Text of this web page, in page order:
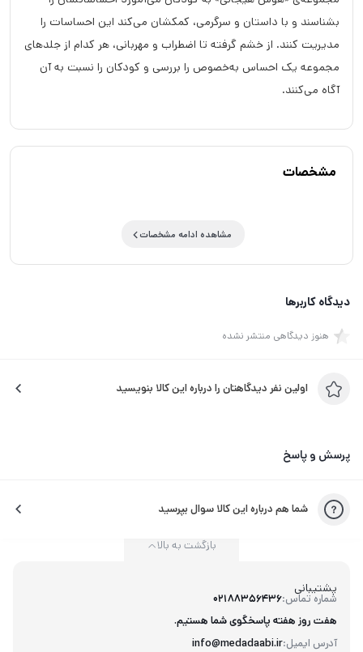
بشناسند و با داستان و سرگرمی، کمکشان می‌کند این احساسات را
مدیریت کنند. از خشم گرفته تا اضطراب و مهربانی، هر کدام از جلدهای
مجموعه یک احساس به‌خصوص را بررسی و کودکان را نسبت به آن
آگاه می‌کنند.
مشخصات
مشاهده ادامه مشخصات
دیدگاه کاربرها
هنوز دیدگاهی منتشر نشده
اولین نفر دیدگاهتان را درباره این کالا بنویسید
پرسش و پاسخ
شما هم درباره این کالا سوال بپرسید
پشتیبانی
شماره تماس:02188356436
آدرس ایمیل:info@medadaabi.ir
هفت روز هفته پاسخگوی شما هستیم.
بازگشت به بالا